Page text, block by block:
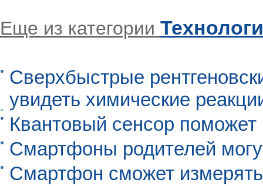
Еще из категории
Сверхбыстрые
увидеть химические
Квантовый сенсор
Смартфоны родителей
Смартфон сможет